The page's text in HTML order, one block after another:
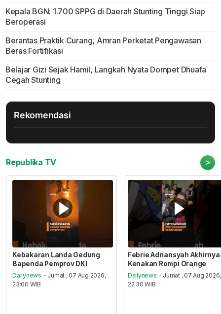
Kepala BGN: 1.700 SPPG di Daerah Stunting Tinggi Siap
Beroperasi
Berantas Praktik Curang, Amran Perketat Pengawasan
Beras Fortifikasi
Belajar Gizi Sejak Hamil, Langkah Nyata Dompet Dhuafa
Cegah Stunting
Rekomendasi
Republika TV >
Kebakaran Landa Gedung
Bapenda Pemprov DKI
Dailynews - Jumat , 07 Aug 2026,
23:00 WIB
Febrie Adriansyah Akhirnya
Kenakan Rompi Orange
Dailynews - Jumat , 07 Aug 2026,
22:30 WIB